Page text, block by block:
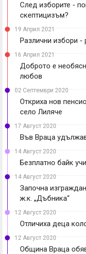
След изборите -
скептицизъм?
19 Април 2021
Различни избори -
16 Април 2021
Доброто е
любов
02 Септември 2020
Откриха нов
село Лиляче
17 Август 2020
Във Враца
14 Август 2020
Безплатно байк
14 Август 2020
Започна
ж.к. „Дъбника“
12 Август 2020
Отличиха деца
12 Август 2020
Община Враца